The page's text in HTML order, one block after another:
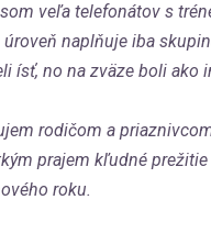
veľa telefonátov s
úroveň naplňuje iba
ísť, no na zväze boli ako
rodičom a
prajem kľudné
roku.